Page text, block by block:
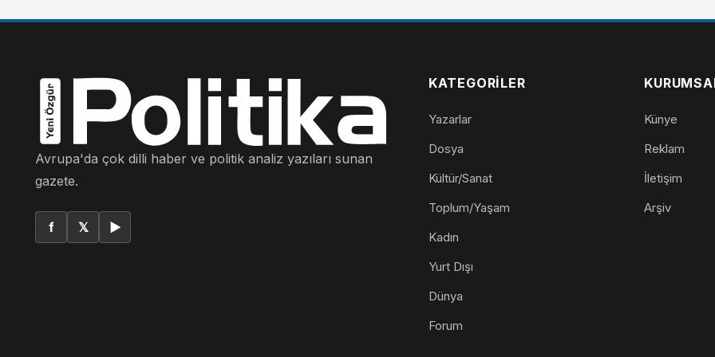
Avrupa'da çok dilli haber ve politik analiz yazıları sunan
gazete.
f 𝕏 ▶
KATEGORILER
Yazarlar
Dosya
Kültür/Sanat
Toplum/Yaşam
Kadın
Yurt Dışı
Dünya
Forum
Künye
Reklam
İletişim
Arşiv